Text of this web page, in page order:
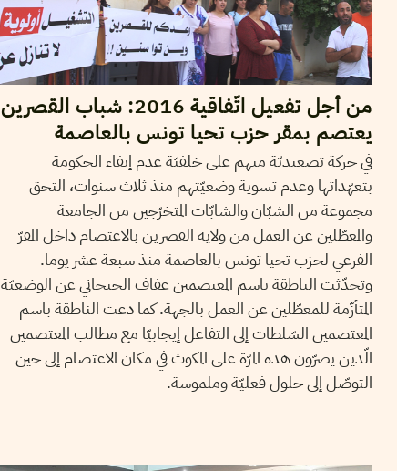
من أجل تفعيل اتّفاقية 2016: شباب القصرين
يعتصم بمقر حزب تحيا تونس بالعاصمة
في حركة تصعيديّة منهم على خلفيّة عدم إيفاء الحكومة
بتعهّداتها وعدم تسوية وضعيّتهم منذ ثلاث سنوات، التحق
مجموعة من الشبّان والشابّات المتخرّجين من الجامعة
والمعطّلين عن العمل من ولاية القصرين بالاعتصام داخل المقرّ
الفرعي لحزب تحيا تونس بالعاصمة منذ سبعة عشر يوما.
وتحدّثت الناطقة باسم المعتصمين عفاف الجنحاني عن الوضعيّة
المتأزّمة للمعطّلين عن العمل بالجهة. كما دعت الناطقة باسم
المعتصمين السّلطات إلى التفاعل إيجابيّا مع مطالب المعتصمين
الّذين يصرّون هذه المرّة على المكوث في مكان الاعتصام إلى حين
التوصّل إلى حلول فعليّة وملموسة.